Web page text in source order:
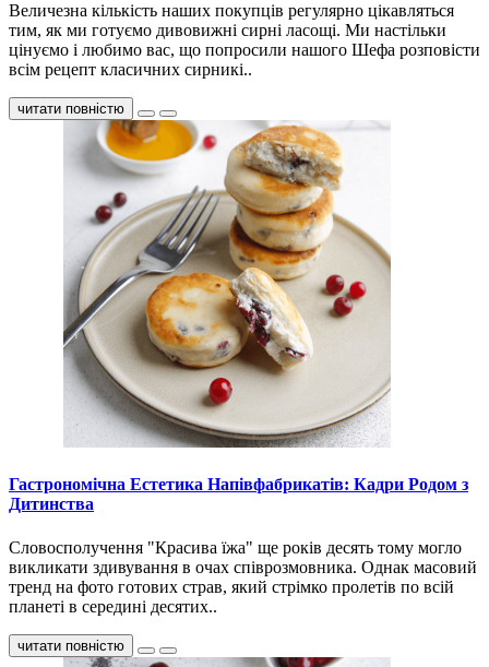
Величезна кількість наших покупців регулярно цікавляться
тим, як ми готуємо дивовижні сирні ласощі. Ми настільки
цінуємо і любимо вас, що попросили нашого Шефа розповісти
всім рецепт класичних сирникі..
читати повністю
Гастрономічна Естетика Напівфабрикатів: Кадри Родом з
Дитинства
Словосполучення "Красива їжа" ще років десять тому могло
викликати здивування в очах співрозмовника. Однак масовий
тренд на фото готових страв, який стрімко пролетів по всій
планеті в середині десятих..
читати повністю